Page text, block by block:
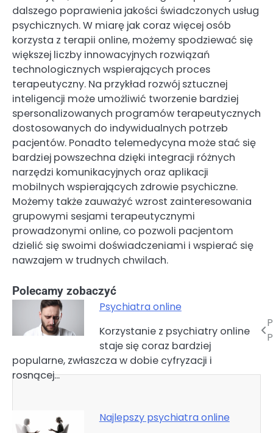
dalszego poprawienia jakości świadczonych usług
psychicznych. W miarę jak coraz więcej osób
korzysta z terapii online, możemy spodziewać się
większej liczby innowacyjnych rozwiązań
technologicznych wspierających proces
terapeutyczny. Na przykład rozwój sztucznej
inteligencji może umożliwić tworzenie bardziej
spersonalizowanych programów terapeutycznych
dostosowanych do indywidualnych potrzeb
pacjentów. Ponadto telemedycyna może stać się
bardziej powszechna dzięki integracji różnych
narzędzi komunikacyjnych oraz aplikacji
mobilnych wspierających zdrowie psychiczne.
Możemy także zauważyć wzrost zainteresowania
grupowymi sesjami terapeutycznymi
prowadzonymi online, co pozwoli pacjentom
dzielić się swoimi doświadczeniami i wspierać się
nawzajem w trudnych chwilach.
Polecamy zobaczyć
Psychiatra online
Korzystanie z psychiatry online
staje się coraz bardziej
popularne, zwłaszcza w dobie cyfryzacji i
rosnącej…
Najlepszy psychiatra online
Nawigacja